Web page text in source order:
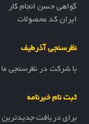
گواهی حسن انجام کار
ایران کد محصولات
نظرسنجی آذرطیف
با شرکت در نظرسنجی ما
ثبت نام خبرنامه
برای دریافت جدیدترین